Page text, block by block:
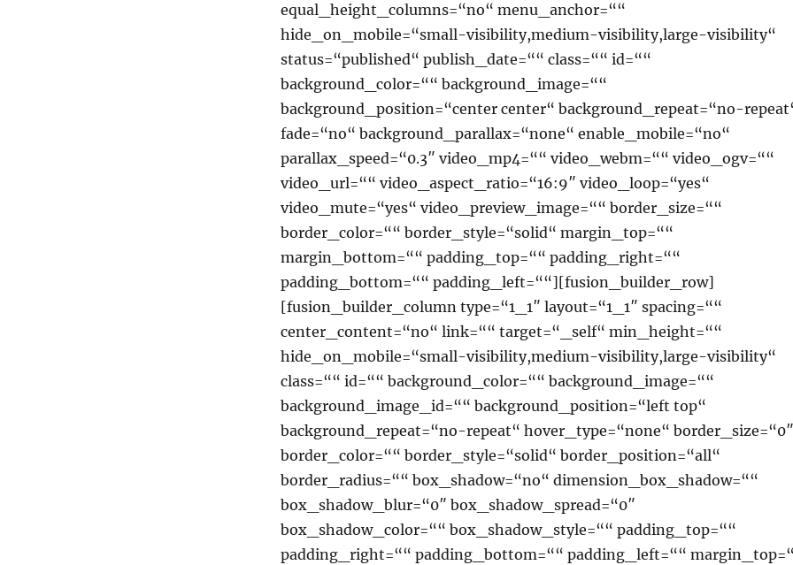
equal_height_columns=“no“ menu_anchor=““
hide_on_mobile=“small-visibility,medium-visibility,large-visibility“
status=“published“ publish_date=““ class=““ id=““
background_color=““ background_image=““
background_position=“center center“ background_repeat=“no-
fade=“no“ background_parallax=“none“ enable_mobile=“no“
parallax_speed=“0.3″ video_mp4=““ video_webm=““ video_ogv=““
video_url=““ video_aspect_ratio=“16:9″ video_loop=“yes“
video_mute=“yes“ video_preview_image=““ border_size=““
border_color=““ border_style=“solid“ margin_top=““
margin_bottom=““ padding_top=““ padding_right=““
padding_bottom=““ padding_left=““][fusion_builder_row]
[fusion_builder_column type=“1_1″ layout=“1_1″ spacing=““
center_content=“no“ link=““ target=“_self“ min_height=““
hide_on_mobile=“small-visibility,medium-visibility,large-visibility“
class=““ id=““ background_color=““ background_image=““
background_image_id=““ background_position=“left top“
background_repeat=“no-repeat“ hover_type=“none“ border_size=“0″
border_color=““ border_style=“solid“ border_position=“all“
border_radius=““ box_shadow=“no“ dimension_box_shadow=““
box_shadow_blur=“0″ box_shadow_spread=“0″
box_shadow_color=““ box_shadow_style=““ padding_top=““
padding_right=““ padding_bottom=““ padding_left=““